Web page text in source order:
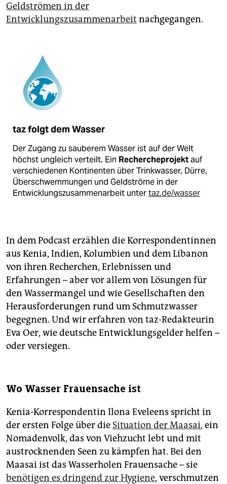
Geldströmen in der
Entwicklungszusammenarbeit nachgegangen.
taz folgt dem Wasser
Der Zugang zu sauberem Wasser ist auf der Welt
höchst ungleich verteilt. Ein Rechercheprojektauf
verschiedenen Kontinenten über Trinkwasser, Dürre,
Überschwemmungen und Geldströme in der
Entwicklungszusammenarbeit untertaz.de/wasser
In dem Podcast erzählen die Korrespondentinnen
aus Kenia, Indien, Kolumbien und dem Libanon
von ihren Recherchen, Erlebnissen und
Erfahrungen – aber vor allem von Lösungen für
den Wassermangel und wie Gesellschaften den
Herausforderungen rund um Schmutzwasser
begegnen. Und wir erfahren von taz-Redakteurin
Eva Oer, wie deutsche Entwicklungsgelder helfen –
oder versiegen.
Wo Wasser Frauensache ist
Kenia-Korrespondentin Ilona Eveleens spricht in
der ersten Folge über die Situation der Maasai, ein
Nomadenvolk, das von Viehzucht lebt und mit
austrocknenden Seen zu kämpfen hat. Bei den
Maasai ist das Wasserholen Frauensache – sie
benötigen es dringend zur Hygiene, verschmutzen